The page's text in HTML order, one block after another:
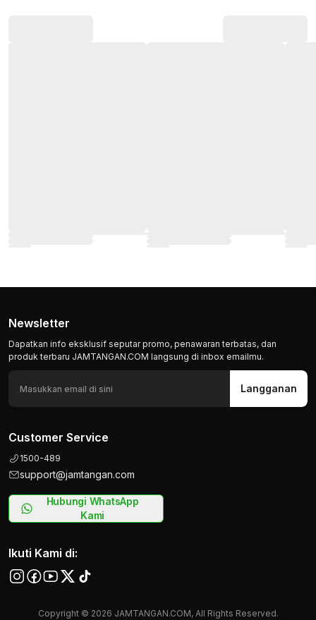
Newsletter
Dapatkan info eksklusif seputar promo, penawaran terbatas, dan
produk terbaru JAMTANGAN.COM langsung di inbox emailmu.
Langganan
Customer Service
1500-489
support@jamtangan.com
Hubungi WhatsApp
Kami
Ikuti Kami di:
Copyright © 2026 JAMTANGAN.COM, All Rights Reserved.